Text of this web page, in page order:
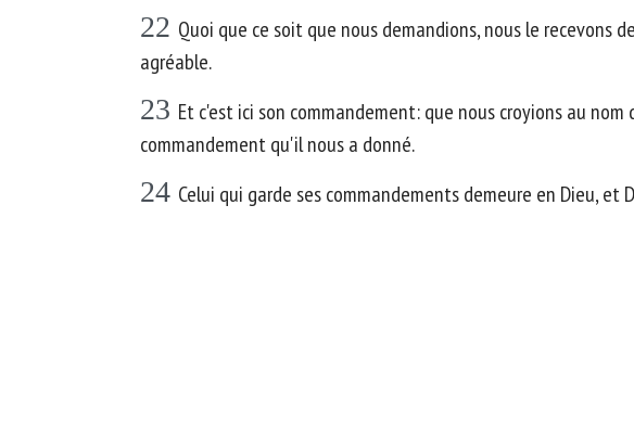
22 Quoi que ce soit que nous demandions, nous le recevons
agréable.
23 Et c'est ici son commandement: que nous croyions au
commandement qu'il nous a donné.
24 Celui qui garde ses commandements demeure en Dieu,